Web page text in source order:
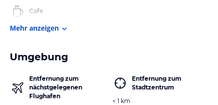
Cafe
Mehr anzeigen
Umgebung
Entfernung zum
nächstgelegenen
Flughafen
Entfernung zum
Stadtzentrum
< 1 km